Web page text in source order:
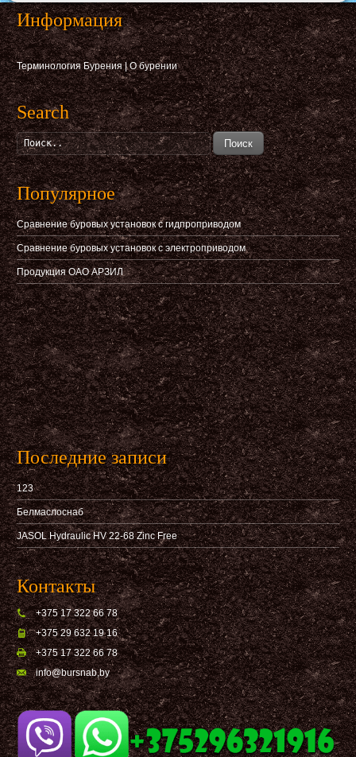
Информация
Терминология Бурения|О бурении
Search
Поиск
Популярное
Сравнение буровых установок с гидпроприводом
Сравнение буровых установок с электроприводом
Продукция ОАО АРЗИЛ
Последние записи
123
Белмаслоснаб
JASOL Hydraulic HV 22-68 Zinc Free
Контакты
+375 17 322 66 78
+375 29 632 19 16
+375 17 322 66 78
info@bursnab,by